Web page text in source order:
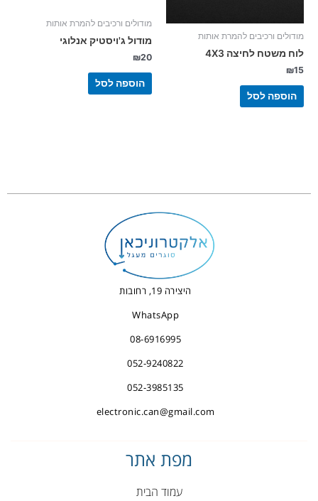
מודולים ורכיבים להמרת אותות
לוח משטח לחיצה 4X3
₪15
הוספה לסל
מודולים ורכיבים להמרת אותות
מודול ג'ויסטיק אנלוגי
₪20
הוספה לסל
היצירה 19, רחובות
WhatsApp
08-6916995
052-9240822
052-3985135
electronic.can@gmail.com
מפת אתר
עמוד הבית